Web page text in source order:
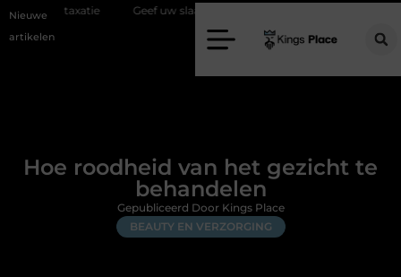
Nieuwe
artikelen
Geef uw slaapkamer een upgrade met interieuradvies Zwolle
Hoe roodheid van het gezicht te
behandelen
BEAUTY EN VERZORGING
Gepubliceerd Door Kings Place